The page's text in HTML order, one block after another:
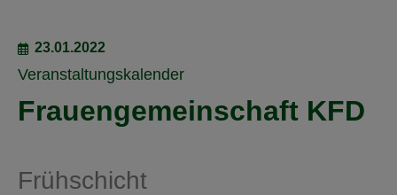
23.01.2022
Veranstaltungskalender
Frauengemeinschaft KFD
Frühschicht